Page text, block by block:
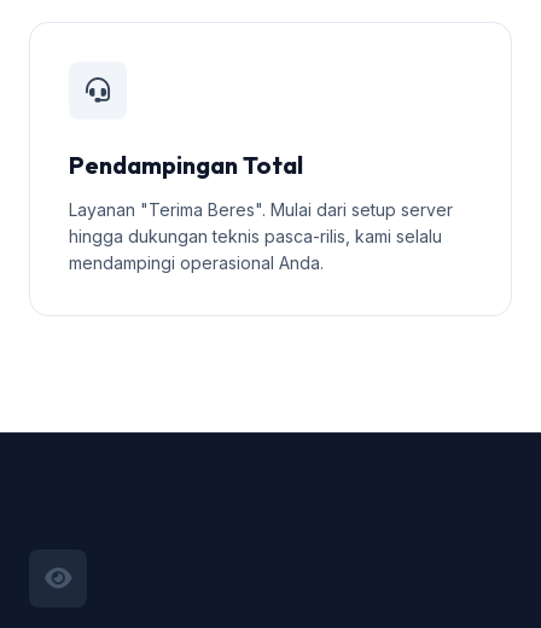
Pendampingan Total
Layanan "Terima Beres". Mulai dari setup server
hingga dukungan teknis pasca-rilis, kami selalu
mendampingi operasional Anda.